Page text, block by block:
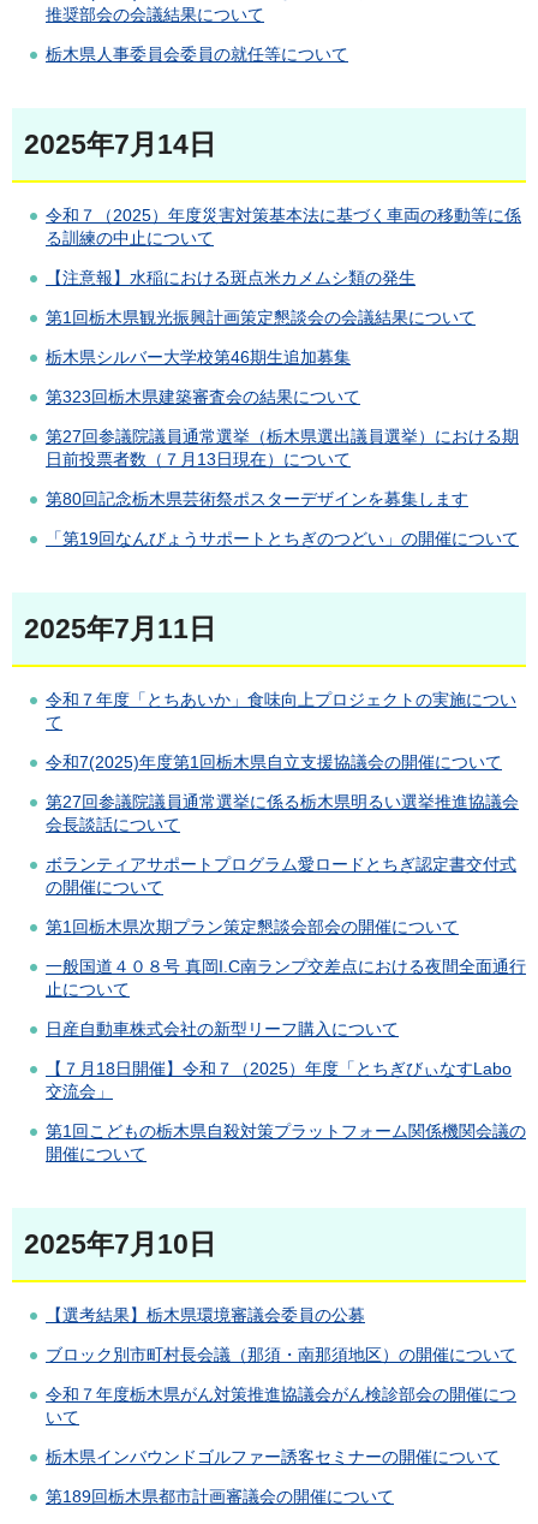
推奨部会の会議結果について
栃木県人事委員会委員の就任等について
2025年7月14日
令和７（2025）年度災害対策基本法に基づく車両の移動等に係
る訓練の中止について
【注意報】水稲における斑点米カメムシ類の発生
第1回栃木県観光振興計画策定懇談会の会議結果について
栃木県シルバー大学校第46期生追加募集
第323回栃木県建築審査会の結果について
第27回参議院議員通常選挙（栃木県選出議員選挙）における期
日前投票者数（７月13日現在）について
第80回記念栃木県芸術祭ポスターデザインを募集します
「第19回なんびょうサポートとちぎのつどい」の開催について
2025年7月11日
令和７年度「とちあいか」食味向上プロジェクトの実施につい
て
令和7(2025)年度第1回栃木県自立支援協議会の開催について
第27回参議院議員通常選挙に係る栃木県明るい選挙推進協議会
会長談話について
ボランティアサポートプログラム愛ロードとちぎ認定書交付式
の開催について
第1回栃木県次期プラン策定懇談会部会の開催について
一般国道４０８号 真岡I.C南ランプ交差点における夜間全面通行
止について
日産自動車株式会社の新型リーフ購入について
【７月18日開催】令和７（2025）年度「とちぎびぃなすLabo
交流会」
第1回こどもの栃木県自殺対策プラットフォーム関係機関会議の
開催について
2025年7月10日
【選考結果】栃木県環境審議会委員の公募
ブロック別市町村長会議（那須・南那須地区）の開催について
令和７年度栃木県がん対策推進協議会がん検診部会の開催につ
いて
栃木県インバウンドゴルファー誘客セミナーの開催について
第189回栃木県都市計画審議会の開催について